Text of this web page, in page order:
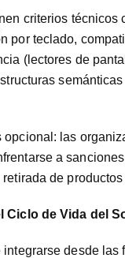
criterios técnicos
por teclado,
(lectores de
semánticas
opcional: las
a
de
Ciclo de Vida del
integrarse desde las